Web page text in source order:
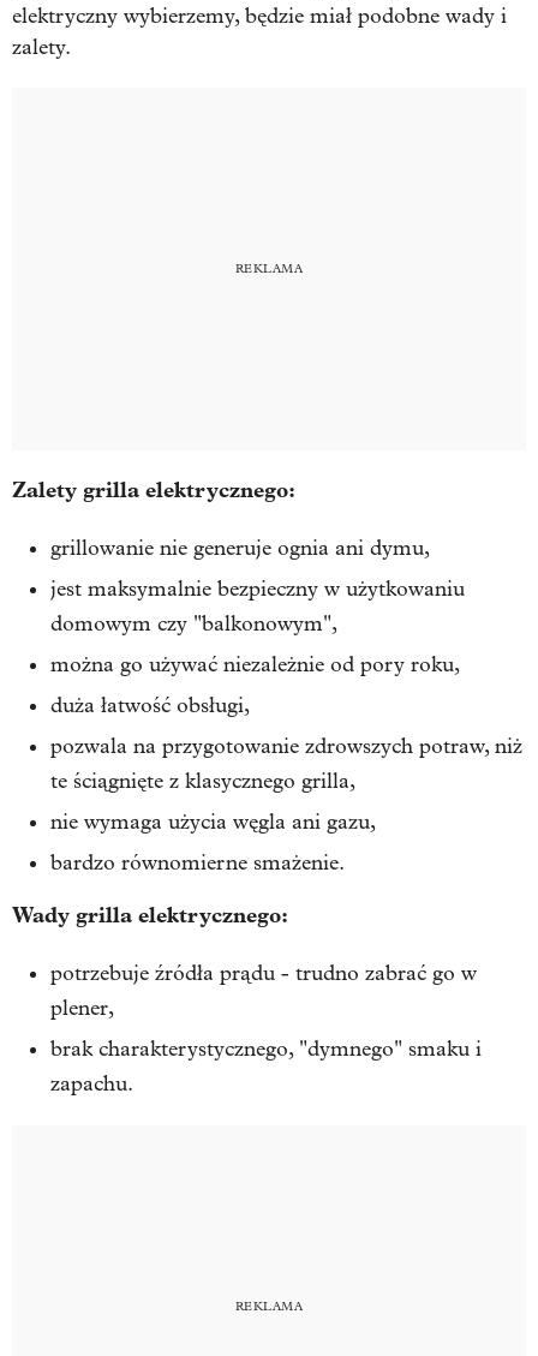
elektryczny wybierzemy, będzie miał podobne wady i
zalety.
Zalety grilla elektrycznego:
grillowanie nie generuje ognia ani dymu,
jest maksymalnie bezpieczny w użytkowaniu
domowym czy "balkonowym",
można go używać niezależnie od pory roku,
duża łatwość obsługi,
pozwala na przygotowanie zdrowszych potraw, niż
te ściągnięte z klasycznego grilla,
nie wymaga użycia węgla ani gazu,
bardzo równomierne smażenie.
Wady grilla elektrycznego:
potrzebuje źródła prądu - trudno zabrać go w
plener,
brak charakterystycznego, "dymnego" smaku i
zapachu.